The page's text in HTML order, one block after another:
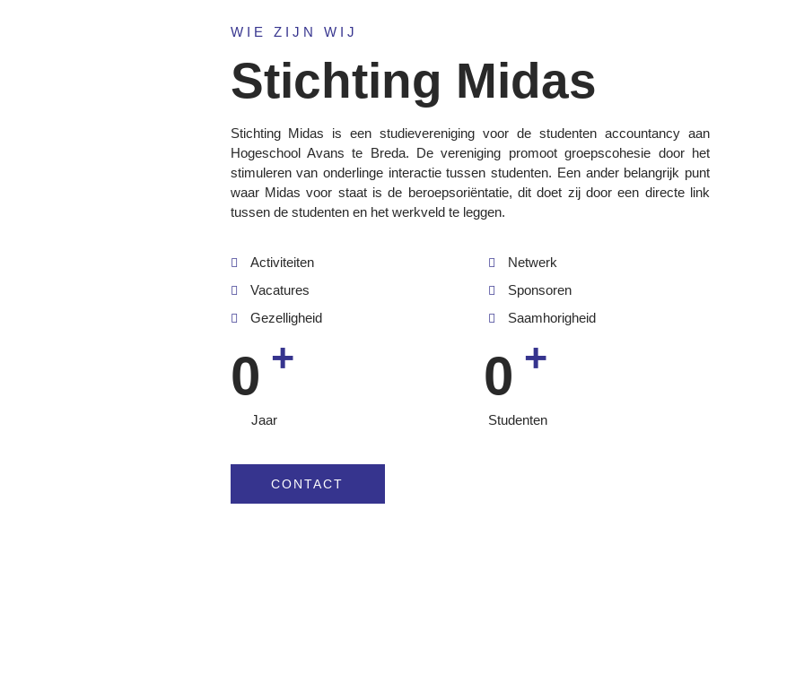
WIE ZIJN WIJ
Stichting Midas
Stichting Midas is een studievereniging voor de studenten accountancy aan
Hogeschool Avans te Breda. De vereniging promoot groepscohesie door het
stimuleren van onderlinge interactie tussen studenten. Een ander belangrijk punt
waar Midas voor staat is de beroepsoriëntatie, dit doet zij door een directe link
tussen de studenten en het werkveld te leggen.
Activiteiten
Vacatures
Gezelligheid
Netwerk
Sponsoren
Saamhorigheid
0 +
Jaar
0 +
Studenten
CONTACT